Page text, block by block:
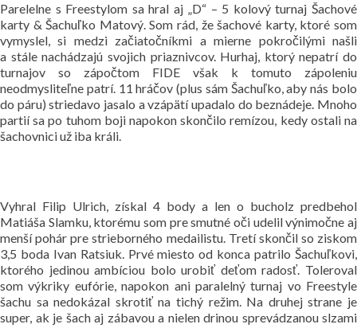
Parelelne s Freestylom sa hral aj „D“ – 5 kolový turnaj Šachové
karty & Šachuľko Matový. Som rád, že šachové karty, ktoré som
vymyslel, si medzi začiatočníkmi a mierne pokročilými našli
a stále nachádzajú svojich priaznivcov. Hurhaj, ktorý nepatrí do
turnajov so zápočtom FIDE však k tomuto zápoleniu
neodmysliteľne patrí. 11 hráčov (plus sám Šachuľko, aby nás bolo
do páru) striedavo jasalo a vzápätí upadalo do beznádeje. Mnoho
partií sa po tuhom boji napokon skončilo remízou, kedy ostali na
šachovnici už iba králi.
Vyhral Filip Ulrich, získal 4 body a len o bucholz predbehol
Matiáša Slamku, ktorému som pre smutné oči udelil výnimočne aj
menší pohár pre strieborného medailistu. Tretí skončil so ziskom
3,5 boda Ivan Ratsiuk. Prvé miesto od konca patrilo Šachuľkovi,
ktorého jedinou ambíciou bolo urobiť deťom radosť. Toleroval
som výkriky eufórie, napokon ani paralelný turnaj vo Freestyle
šachu sa nedokázal skrotiť na tichý režim. Na druhej strane je
super, ak je šach aj zábavou a nielen drinou sprevádzanou slzami